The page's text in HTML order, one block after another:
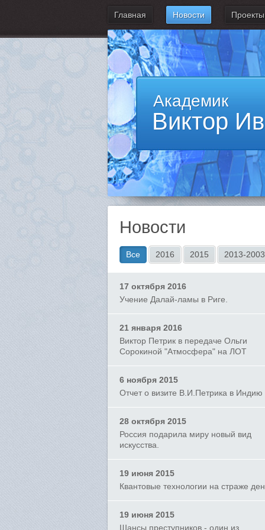
Главная Новости Проекты
Академик
Виктор
Новости
Все 2016 2015 2013-2003
17 октября 2016
Учение Далай-ламы в Риге.
21 января 2016
Виктор Петрик в передаче Ольги
Сорокиной "Атмосфера" на ЛОТ
6 ноября 2015
Отчет о визите В.И.Петрика в Индию
28 октября 2015
Россия подарила миру новый вид
искусства.
19 июня 2015
Квантовые технологии на страже
19 июня 2015
Шансы преступников - один из